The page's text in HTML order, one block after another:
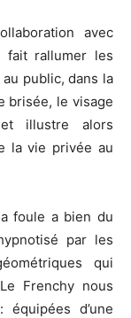
avec
fait rallumer les
public, dans la
brisée, le visage
illustre alors
la vie privée au
foule a bien du
par les
qui
Frenchy nous
d’une